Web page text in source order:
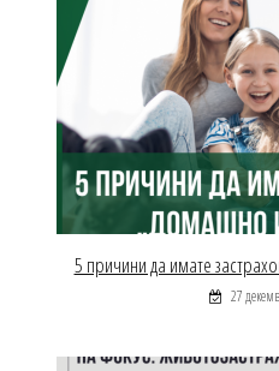
5 причини да имате
27